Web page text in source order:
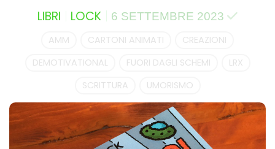
LIBRI LOCK 6 SETTEMBRE 2023
AMM CARTONI ANIMATI
CREAZIONI
DEMOTIVATIONAL
FUORI DAGLI SCHEMI
LRX
SCRITTURA
UMORISMO